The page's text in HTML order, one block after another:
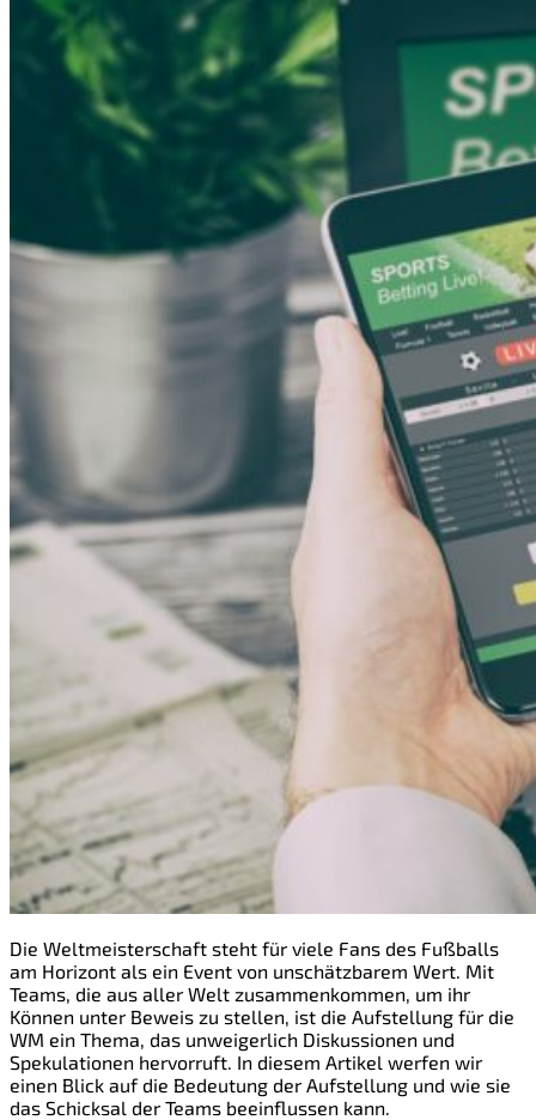
Die Weltmeisterschaft steht für viele Fans des Fußballs
am Horizont als ein Event von unschätzbarem Wert. Mit
Teams, die aus aller Welt zusammenkommen, um ihr
Können unter Beweis zu stellen, ist die Aufstellung für die
WM ein Thema, das unweigerlich Diskussionen und
Spekulationen hervorruft. In diesem Artikel werfen wir
einen Blick auf die Bedeutung der Aufstellung und wie sie
das Schicksal der Teams beeinflussen kann.